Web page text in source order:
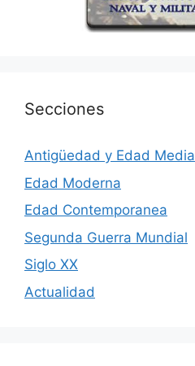
Secciones
Antigüedad y Edad Media
Edad Moderna
Edad Contemporanea
Segunda Guerra Mundial
Siglo XX
Actualidad